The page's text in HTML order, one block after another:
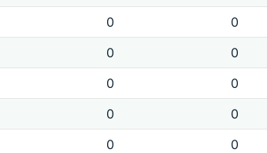
0
0
0
0
0
0
0
0
0
0